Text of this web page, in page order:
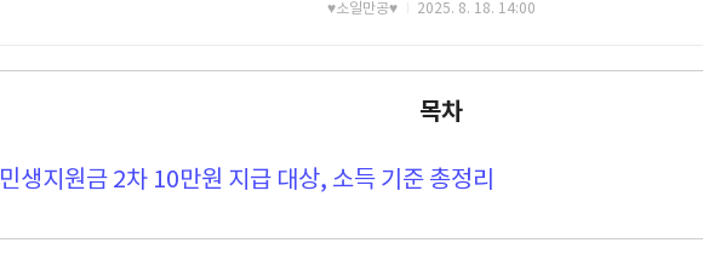
♥소일만공♥ 2025. 8. 18. 14:00
목차
민생지원금 2차 10만원 지급 대상, 소득 기준 총정리